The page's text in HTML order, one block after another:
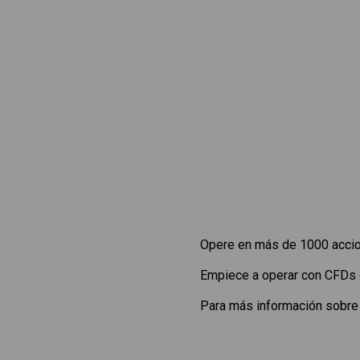
Opere en más de 1000
Empiece a operar con CFDs
Para más información